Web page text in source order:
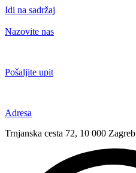
Idi na sadržaj
Nazovite nas
Pošaljite upit
Adresa
Trnjanska cesta 72, 10 000 Zagreb